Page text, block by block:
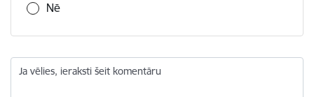
Nē
Ja vēlies, ieraksti šeit komentāru